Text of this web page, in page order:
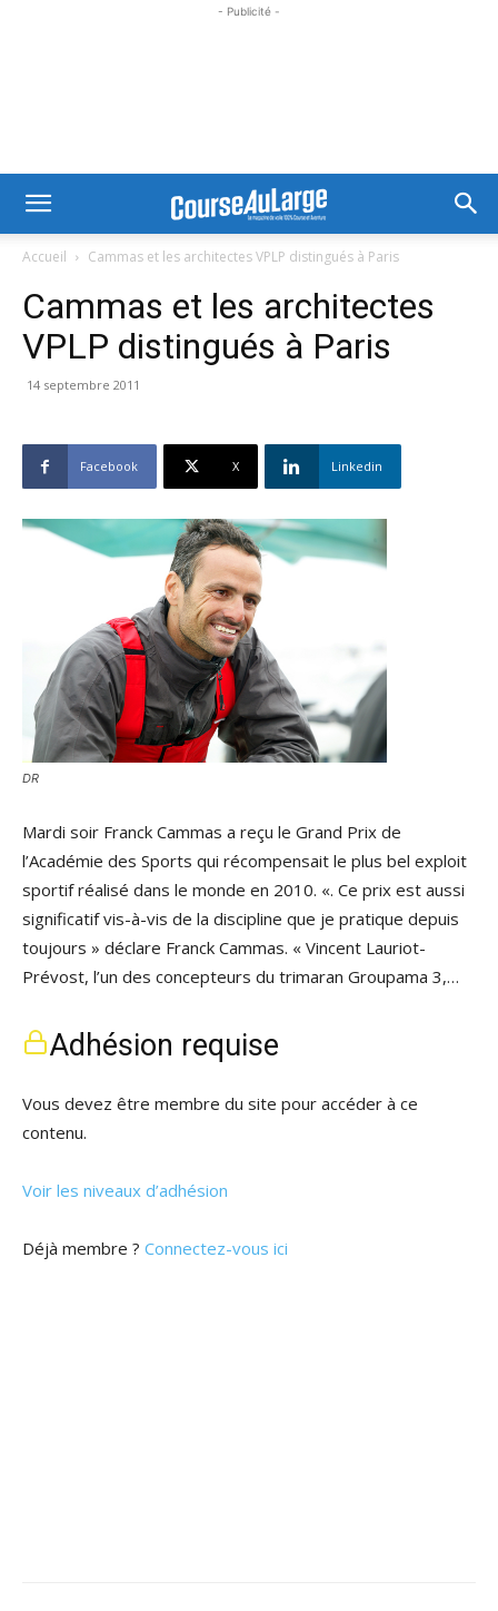
- Publicité -
Accueil Cammas et les architectes VPLP distingués à Paris
Cammas et les architectes
VPLP distingués à Paris
14 septembre 2011
Facebook X Linkedin
DR
Mardi soir Franck Cammas a reçu le Grand Prix de
l’Académie des Sports qui récompensait le plus bel exploit
sportif réalisé dans le monde en 2010. «. Ce prix est aussi
significatif vis-à-vis de la discipline que je pratique depuis
toujours » déclare Franck Cammas. « Vincent Lauriot-
Prévost, l’un des concepteurs du trimaran Groupama 3,…
Adhésion requise
Vous devez être membre du site pour accéder à ce
contenu.
Voir les niveaux d’adhésion
Déjà membre ? Connectez-vous ici